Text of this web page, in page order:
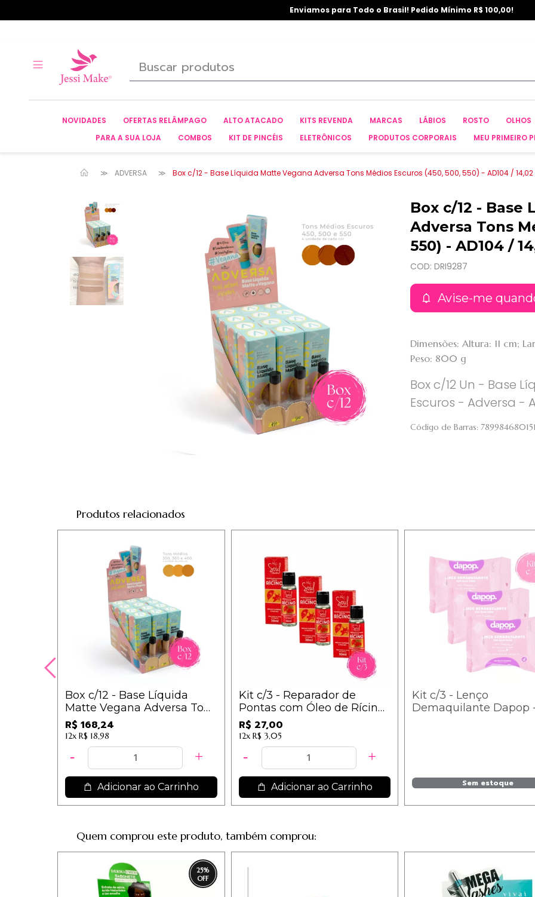
Enviamos para Todo o Brasil! Pedido Mínimo R$ 100,00!
NOVIDADES OFERTAS RELÂMPAGO ALTO ATACADO KITS REVENDA MARCAS LÁBIOS ROSTO OLHOS
PARA A SUA LOJA
COMBOS KIT DE PINCÉIS ELETRÔNICOS PRODUTOS CORPORAIS MEU PRIMEIRO
ADVERSA Box c/12 - Base Líquida Matte Vegana Adversa Tons Médios Escuros (450, 500, 550) - AD104 / 14,02
Box c/12 - Base
Adversa Tons
550) - AD104 /
COD: DRI9287
Avise-me
Dimensões: Altura: 11 cm;
Peso: 800 g
Box c/12 Un - Base
Escuros - Adversa -
Código de Barras:
Produtos relacionados
Box c/12 - Base Líquida
Matte Vegana Adversa Tons
Médios B (350, 360, 400) -
AD108B / 14,02
R$ 168,24
12x R$ 18,98
Adicionar ao Carrinho
Kit c/3 - Reparador de
Pontas com Óleo de Rícino
30ml Soul Cosméticos
R$ 27,00
12x R$ 3,05
Adicionar ao Carrinho
Kit c/3 - Lenço
Demaquilante Dapop
Sem estoque
Quem comprou este produto, também comprou:
25%